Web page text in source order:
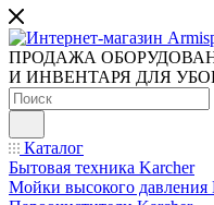
ПРОДАЖА
И ИНВЕНТАРЯ ДЛЯ
Каталог
Бытовая техника Karcher
Мойки высокого давления